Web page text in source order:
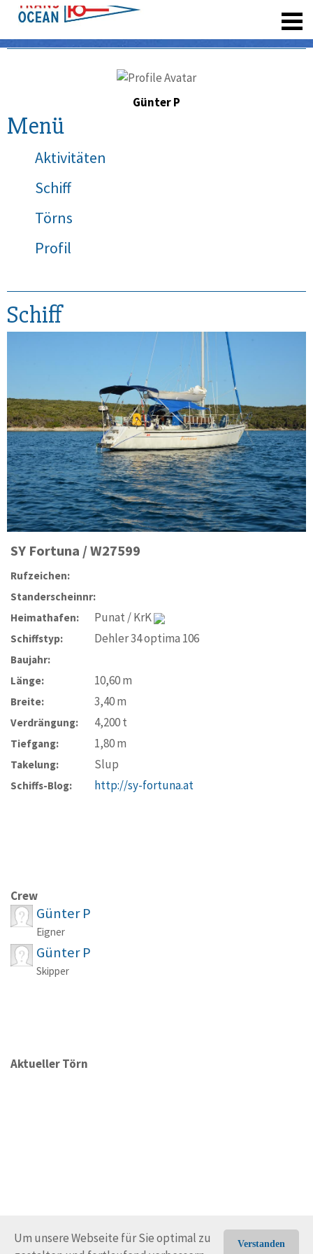
Verstanden
Um unsere Webseite für Sie optimal zu
Günter P
Menü
Aktivitäten
Schiff
Törns
Profil
Schiff
SY Fortuna / W27599
Rufzeichen:
Standerscheinnr:
Heimathafen:
Punat / KrK
Schiffstyp: Dehler 34 optima 106
Baujahr:
Länge:
10,60m
Breite: 3,40m
Verdrängung: 4,200t
Tiefgang: 1,80m
Takelung: Slup
Schiffs-Blog: http://sy-fortuna.at
Crew
Günter P
Eigner
Günter P
Skipper
Aktueller Törn